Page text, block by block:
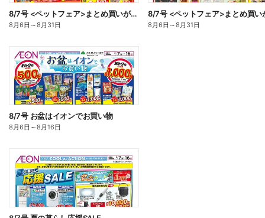
8/7号 <ペットフェア>まとめ買いがおトク!:表面
8月6日 ～8月31日 8月6日 ～8月31日
8/7号 お盆はイオンでお買い物
8月6日 ～8月16日